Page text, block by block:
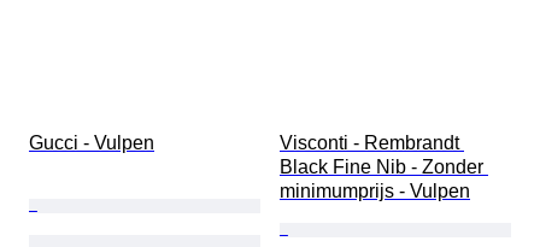
Gucci - Vulpen
Visconti - Rembrandt
Black Fine Nib - Zonder
minimumprijs - Vulpen